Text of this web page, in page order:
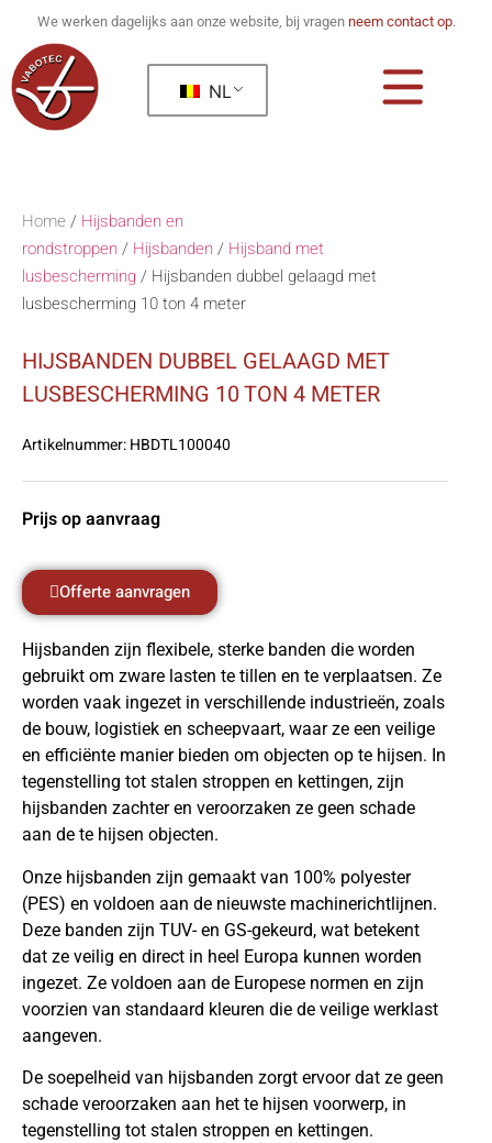
We werken dagelijks aan onze website, bij vragen neem contact op.
NL
Home / Hijsbanden en
rondstroppen / Hijsbanden / Hijsband met
lusbescherming / Hijsbanden dubbel gelaagd met
lusbescherming 10 ton 4 meter
HIJSBANDEN DUBBEL GELAAGD MET
LUSBESCHERMING 10 TON 4 METER
Artikelnummer:HBDTL100040
Prijs op aanvraag
Offerte aanvragen
Hijsbanden zijn flexibele, sterke banden die worden
gebruikt om zware lasten te tillen en te verplaatsen. Ze
worden vaak ingezet in verschillende industrieën, zoals
de bouw, logistiek en scheepvaart, waar ze een veilige
en efficiënte manier bieden om objecten op te hijsen. In
tegenstelling tot stalen stroppen en kettingen, zijn
hijsbanden zachter en veroorzaken ze geen schade
aan de te hijsen objecten.
Onze hijsbanden zijn gemaakt van 100% polyester
(PES) en voldoen aan de nieuwste machinerichtlijnen.
Deze banden zijn TUV- en GS-gekeurd, wat betekent
dat ze veilig en direct in heel Europa kunnen worden
ingezet. Ze voldoen aan de Europese normen en zijn
voorzien van standaard kleuren die de veilige werklast
aangeven.
De soepelheid van hijsbanden zorgt ervoor dat ze geen
schade veroorzaken aan het te hijsen voorwerp, in
tegenstelling tot stalen stroppen en kettingen.